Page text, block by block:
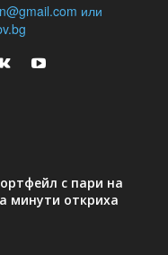
или
с пари на
минути откриха